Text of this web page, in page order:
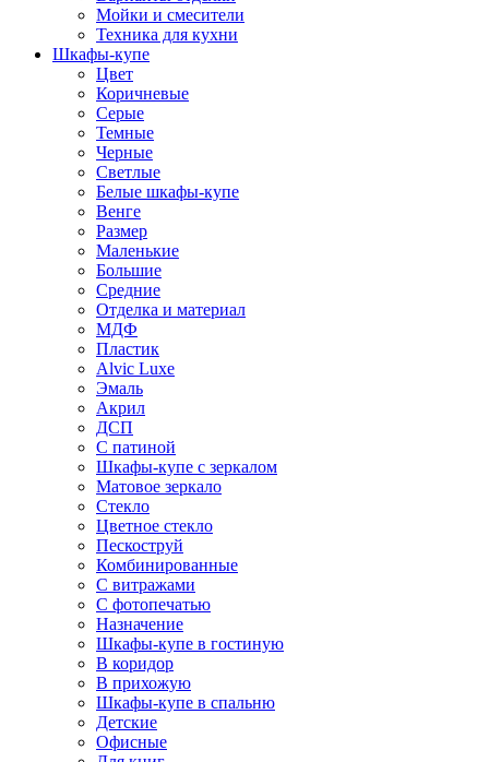
Мойки и смесители
Техника для кухни
Шкафы-купе
Цвет
Коричневые
Серые
Темные
Черные
Светлые
Белые шкафы-купе
Венге
Размер
Маленькие
Большие
Средние
Отделка и материал
МДФ
Пластик
Alvic Luxe
Эмаль
Акрил
ДСП
С патиной
Шкафы-купе с зеркалом
Матовое зеркало
Стекло
Цветное стекло
Пескоструй
Комбинированные
С витражами
С фотопечатью
Назначение
Шкафы-купе в гостиную
В коридор
В прихожую
Шкафы-купе в спальню
Детские
Офисные